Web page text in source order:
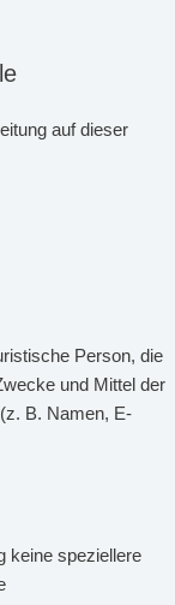
auf dieser
Person, die
und Mittel der
B. Namen, E-
keine speziellere